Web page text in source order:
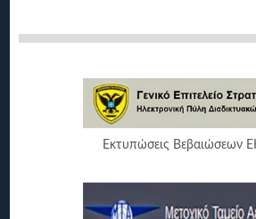
Εκτυπώσεις Βεβαιώσεων